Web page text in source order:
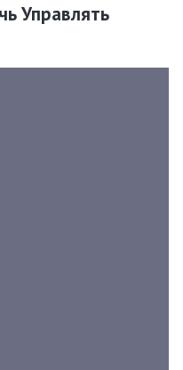
Управлять